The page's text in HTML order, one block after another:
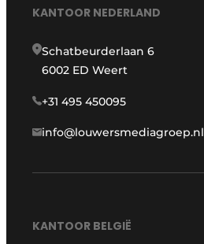
KANTOOR NEDERLAND
Schatbeurderlaan 6
6002 ED Weert
+31 495 450095
info@louwersmediagroep.nl
KANTOOR BELGIË